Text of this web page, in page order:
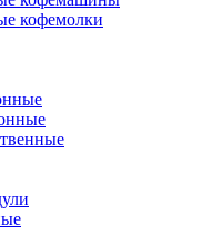
кофемолки